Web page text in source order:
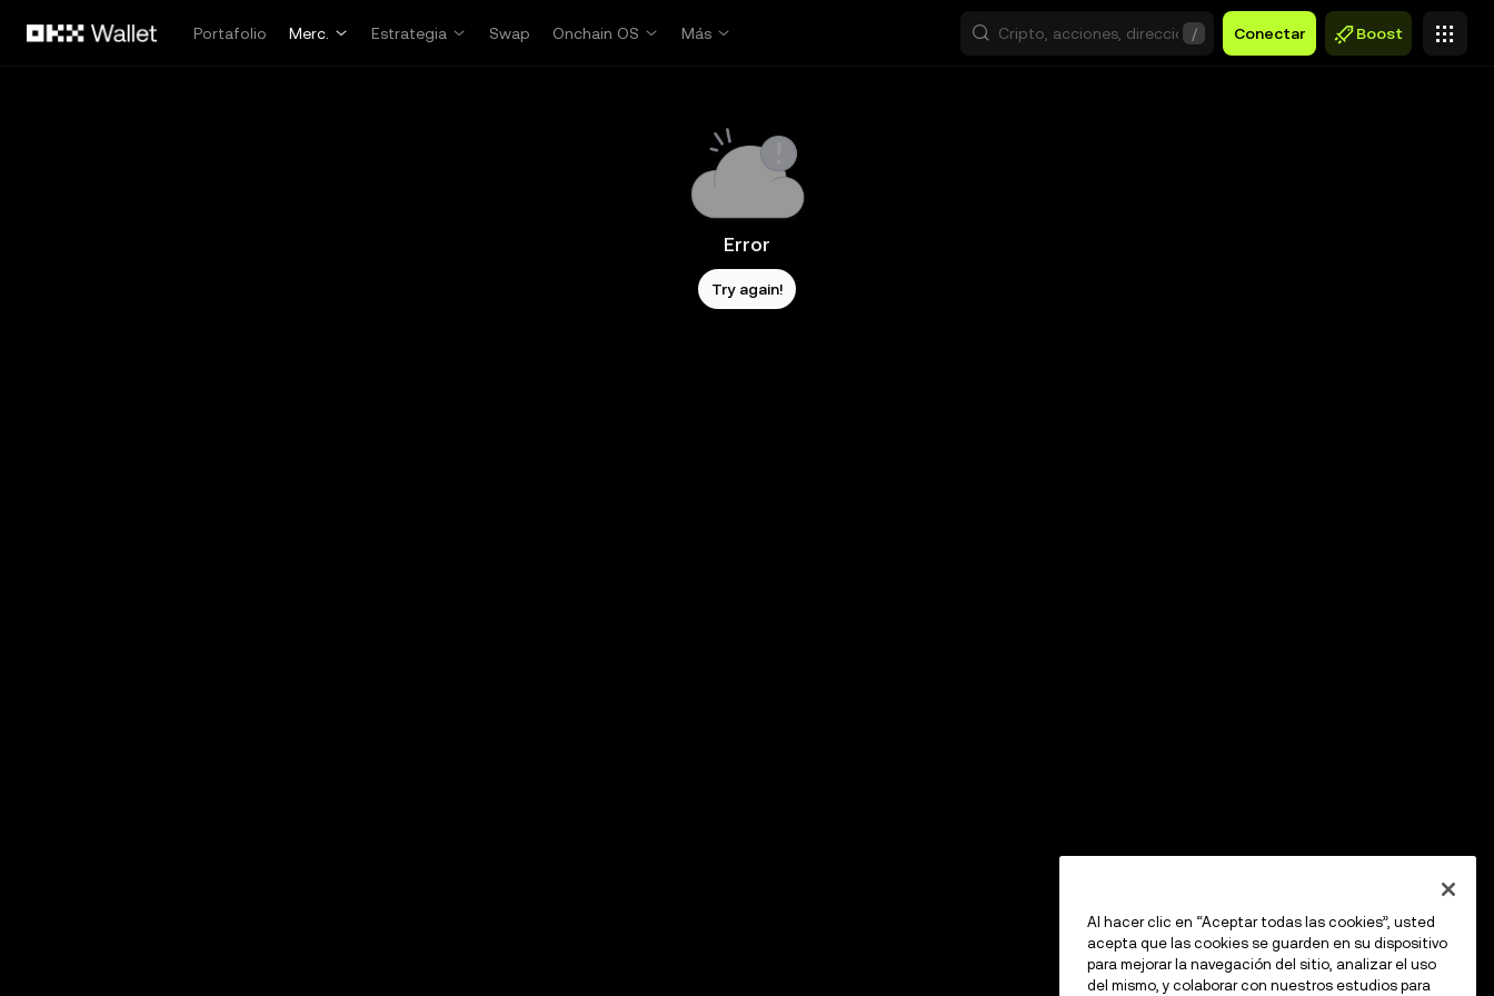
Portafolio
Merc. Estrategia Swap Onchain OS Más / Conectar Boost
Error
Try again!
Al hacer clic en “Aceptar todas las cookies”, usted
acepta que las cookies se guarden en su dispositivo
para mejorar la navegación del sitio, analizar el uso
del mismo, y colaborar con nuestros estudios para